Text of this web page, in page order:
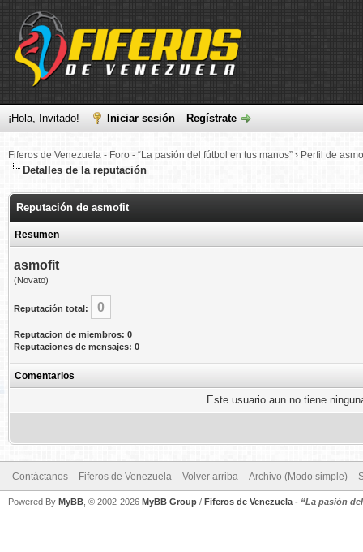
¡Hola, Invitado! Iniciar sesión Regístrate
Fiferos de Venezuela - Foro - “La pasión del fútbol en tus manos” › Perfil de
Detalles de la reputación
Reputación de asmofit
Resumen
asmofit
(Novato)
Reputación total: 0
Reputacion de miembros: 0
Reputaciones de mensajes: 0
Comentarios
Este usuario aun no tiene
Contáctanos Fiferos de Venezuela Volver arriba Archivo (Modo simple)
Powered By MyBB , © 2002-2026 MyBB Group / Fiferos de Venezuela - “La pasión